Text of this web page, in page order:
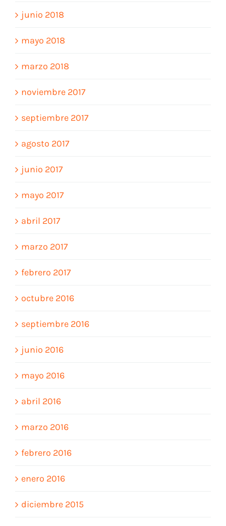
junio 2018
mayo 2018
marzo 2018
noviembre 2017
septiembre 2017
agosto 2017
junio 2017
mayo 2017
abril 2017
marzo 2017
febrero 2017
octubre 2016
septiembre 2016
junio 2016
mayo 2016
abril 2016
marzo 2016
febrero 2016
enero 2016
diciembre 2015